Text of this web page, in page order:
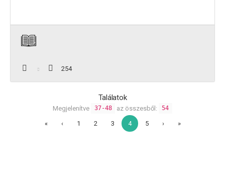
254
Találatok
Megjelenítve 37-48 az összesből: 54
« ‹ 1 2 3 4 5 › »